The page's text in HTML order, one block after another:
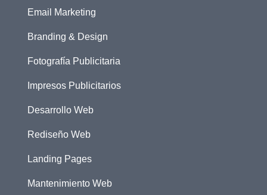
Email Marketing
Branding & Design
Fotografía Publicitaria
Impresos Publicitarios
Desarrollo Web
Rediseño Web
Landing Pages
Mantenimiento Web